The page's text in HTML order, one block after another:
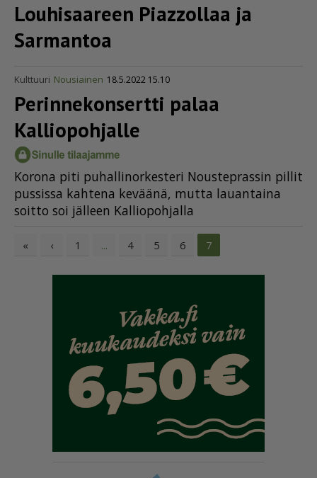
Louhisaareen Piazzollaa ja
Sarmantoa
Kulttuuri Nousiainen 18.5.2022 15.10
Perin­ne­kon­sertti palaa
Kalliopohjalle
Ko­ro­na piti pu­hal­li­nor­kes­te­ri Nous­tep­ras­sin pil­lit
pus­sis­sa kah­te­na ke­vää­nä, mut­ta lau­an­tai­na
soit­to soi jäl­leen Kal­li­o­poh­jal­la
« ‹ 1 ... 4 5 6 7